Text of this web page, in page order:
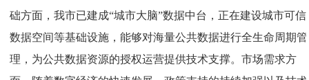
础方面，我市已建成“城市大脑”数据中台，正在建设城市可信
数据空间等基础设施，能够对海量公共数据进行全生命周期管
理，为公共数据资源的授权运营提供技术支撑。市场需求方